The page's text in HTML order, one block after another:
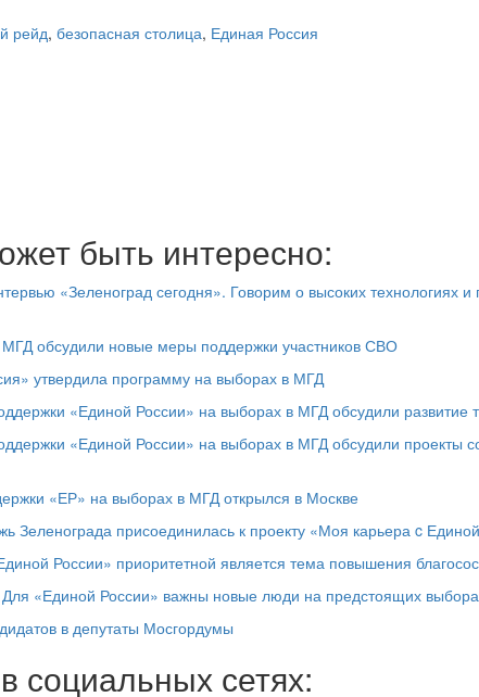
рейд, безопасная столица, Единая Россия
быть интересно:
«Зеленоград сегодня». Говорим о высоких технологиях
обсудили новые меры поддержки участников СВО
утвердила программу на выборах в МГД
«Единой России» на выборах в МГД обсудили развитие
«Единой России» на выборах в МГД обсудили проекты
«ЕР» на выборах в МГД открылся в Москве
Зеленограда присоединилась к проекту «Моя карьера c
России» приоритетной является тема повышения
Для «Единой России» важны новые люди на предстоящих
в депутаты Мосгордумы
социальных сетях: